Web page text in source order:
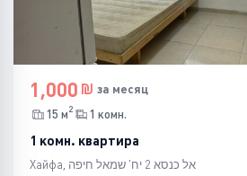
1,000
за месяц
15 м2 1 комн.
1 комн. квартира
Хайфа, אל כנסא 2 יח' שמאל חיפה